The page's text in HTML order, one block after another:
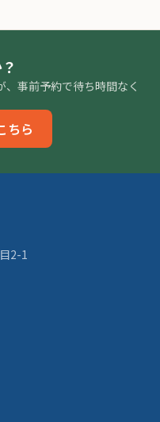
事前予約で待ち時間なく
ちら
2-1